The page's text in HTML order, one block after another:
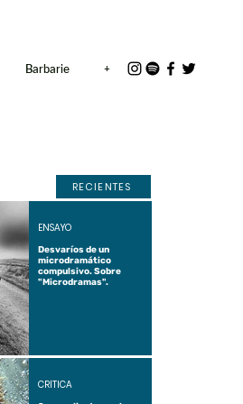
Barbarie +
RECIENTES
Desvaríos de un
microdramático
compulsivo. Sobre
"Microdramas".
ENSAYO
CRÍTICA